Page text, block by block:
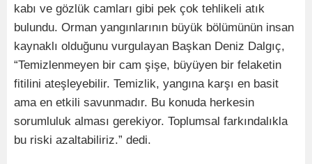
kabı ve gözlük camları gibi pek çok tehlikeli atık
bulundu. Orman yangınlarının büyük bölümünün insan
kaynaklı olduğunu vurgulayan Başkan Deniz Dalgıç,
“Temizlenmeyen bir cam şişe, büyüyen bir felaketin
fitilini ateşleyebilir. Temizlik, yangına karşı en basit
ama en etkili savunmadır. Bu konuda herkesin
sorumluluk alması gerekiyor. Toplumsal farkındalıkla
bu riski azaltabiliriz.” dedi.